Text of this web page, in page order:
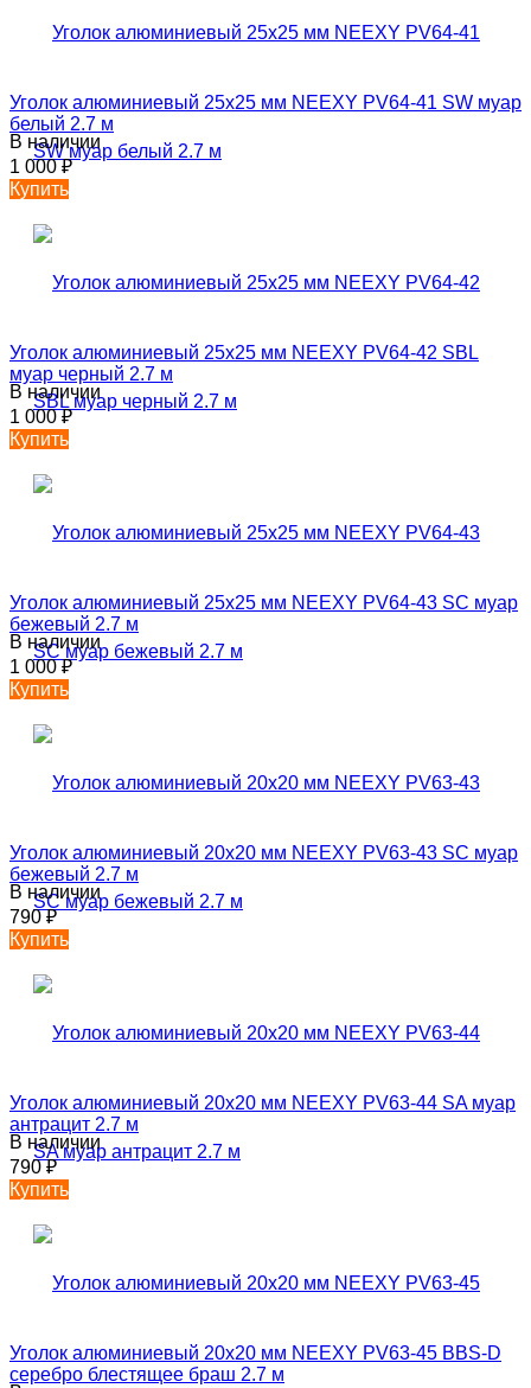
Уголок алюминиевый 25х25 мм NEEXY PV64-41 SW муар
белый 2.7 м
В наличии
1 000₽
Купить
Уголок алюминиевый 25х25 мм NEEXY PV64-42 SBL
муар черный 2.7 м
В наличии
1 000₽
Купить
Уголок алюминиевый 25х25 мм NEEXY PV64-43 SC муар
бежевый 2.7 м
В наличии
1 000₽
Купить
Уголок алюминиевый 20х20 мм NEEXY PV63-43 SC муар
бежевый 2.7 м
В наличии
790₽
Купить
Уголок алюминиевый 20х20 мм NEEXY PV63-44 SA муар
антрацит 2.7 м
В наличии
790₽
Купить
Уголок алюминиевый 20х20 мм NEEXY PV63-45 BBS-D
серебро блестящее браш 2.7 м